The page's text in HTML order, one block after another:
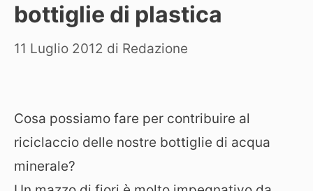
bottiglie di plastica
11 Luglio 2012 di Redazione
Cosa possiamo fare per contribuire al
riciclaccio delle nostre bottiglie di acqua
minerale?